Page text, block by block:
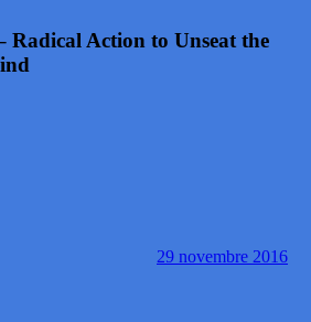
Action to Unseat the
29 novembre 2016